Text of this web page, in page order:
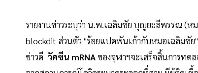
รายงานข่าวระบุว่า น.พ.เฉลิมชัย บุญยะลีพรรณ (ห
blockdit ส่วนตัว "ร้อยแปดพันเก้ากับหมอเฉลิมชัย"
ข่าวดี วัคซีน mRNAของจุฬาฯจะเสร็จสิ้นการทด